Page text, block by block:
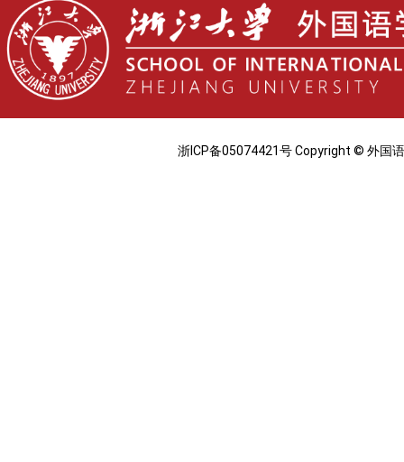
浙ICP备05074421号 Copyright © 外国